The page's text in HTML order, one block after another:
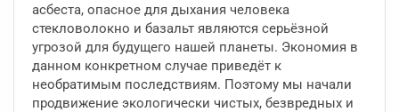
асбеста, опасное для дыхания человека
стекловолокно и базальт являются серьёзной
угрозой для будущего нашей планеты. Экономия в
данном конкретном случае приведёт к
необратимым последствиям. Поэтому мы начали
продвижение экологически чистых, безвредных и